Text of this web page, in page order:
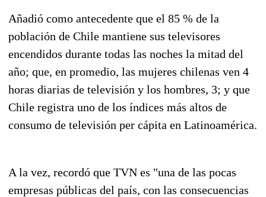
Añadió como antecedente que el 85 % de la
población de Chile mantiene sus televisores
encendidos durante todas las noches la mitad del
año; que, en promedio, las mujeres chilenas ven 4
horas diarias de televisión y los hombres, 3; y que
Chile registra uno de los índices más altos de
consumo de televisión per cápita en Latinoamérica.
A la vez, recordó que TVN es "una de las pocas
empresas públicas del país, con las consecuencias